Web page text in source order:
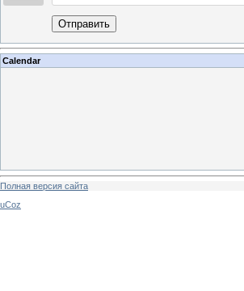
Отправить
Calendar
Полная версия сайта
uCoz